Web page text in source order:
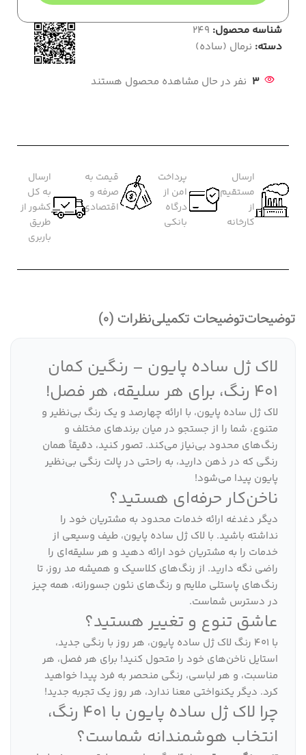
شناسه محصول: 249
دسته: نرمال (ساده)
3 نفر در حال مشاهده محصول هستند
ارسال
مستقیم
از
کارخانه
پرداخت
امن از
درگاه
بانکی
قیمت به
صرفه و
اقتصادی
ارسال
به کل
کشور از
طریق
باربری
توضیحاتتوضیحات تکمیلینظرات (0)
لاک ژل ساده پایون – رنگین کمان
401 رنگ، برای هر سلیقه، هر فصل!
لاک ژل ساده پایون، با ارائه چهارصد و یک رنگ بی‌نظیر و
متنوع، شما را از جستجو در میان برندهای مختلف و
رنگ‌های محدود بی‌نیاز می‌کند. تصور کنید، دقیقاً همان
رنگی که در ذهن دارید، به راحتی در پالت رنگی بی‌نظیر
پایون پیدا می‌شود!
ناخن‌کار حرفه‌ای هستید؟
دیگر دغدغه ارائه خدمات محدود به مشتریان خود را
نداشته باشید. با لاک ژل ساده پایون، طیف وسیعی از
خدمات را به مشتریان خود ارائه دهید و هر سلیقه‌ای را
راضی نگه دارید. از رنگ‌های کلاسیک و همیشه مد روز، تا
رنگ‌های پاستلی ملایم و رنگ‌های نئون جسورانه، همه چیز
در دسترس شماست.
عاشق تنوع و تغییر هستید؟
با 401 رنگ لاک ژل ساده پایون، هر روز با رنگی جدید،
استایل ناخن‌های خود را متحول کنید! برای هر فصل، هر
مناسبت، و هر لباسی، رنگی منحصر به فرد پیدا خواهید
کرد. دیگر یکنواختی معنا ندارد، هر روز یک تجربه جدید!
چرا لاک ژل ساده پایون با 401 رنگ،
انتخاب هوشمندانه شماست؟